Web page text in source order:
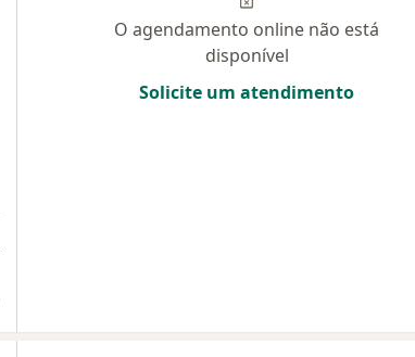
O agendamento online não está
disponível
Solicite um atendimento